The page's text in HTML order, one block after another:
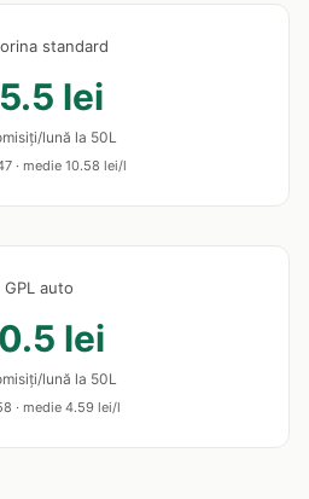
standard
lei
lună la 50L
· medie 10.58 lei/l
GPL auto
lei
lună la 50L
· medie 4.59 lei/l